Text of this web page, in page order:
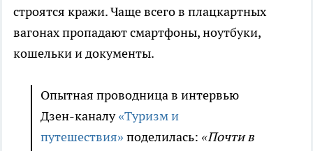
строятся кражи. Чаще всего в плацкартных
вагонах пропадают смартфоны, ноутбуки,
кошельки и документы.
Опытная проводница в интервью
Дзен-каналу«Туризм и
путешествия» поделилась: «Почти в